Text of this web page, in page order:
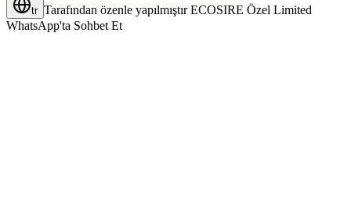
tr Tarafından özenle yapılmıştır ECOSIRE Özel Limited
WhatsApp'ta Sohbet Et